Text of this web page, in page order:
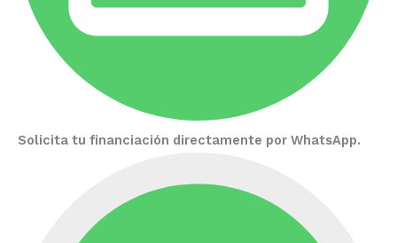
Solicita tu financiación directamente por WhatsApp.